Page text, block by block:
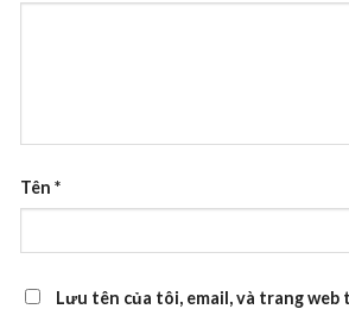
Tên *
Lưu tên của tôi, email, và trang